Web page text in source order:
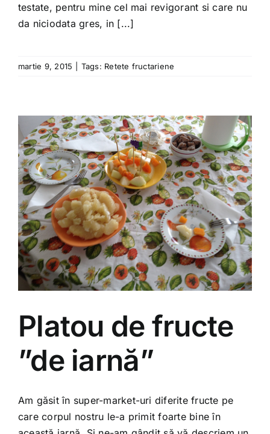
testate, pentru mine cel mai revigorant si care nu
da niciodata gres, in [...]
martie 9, 2015 Tags: Retete fructariene
Platou de fructe
”de iarnă”
Am găsit în super-market-uri diferite fructe pe
care corpul nostru le-a primit foarte bine în